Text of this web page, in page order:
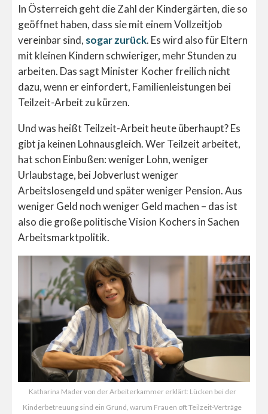
In Österreich geht die Zahl der Kindergärten, die so
geöffnet haben, dass sie mit einem Vollzeitjob
vereinbar sind, sogar zurück. Es wird also für Eltern
mit kleinen Kindern schwieriger, mehr Stunden zu
arbeiten. Das sagt Minister Kocher freilich nicht
dazu, wenn er einfordert, Familienleistungen bei
Teilzeit-Arbeit zu kürzen.
Und was heißt Teilzeit-Arbeit heute überhaupt? Es
gibt ja keinen Lohnausgleich. Wer Teilzeit arbeitet,
hat schon Einbußen: weniger Lohn, weniger
Urlaubstage, bei Jobverlust weniger
Arbeitslosengeld und später weniger Pension. Aus
weniger Geld noch weniger Geld machen – das ist
also die große politische Vision Kochers in Sachen
Arbeitsmarktpolitik.
Katharina Mader von der Arbeiterkammer erklärt: Lücken bei der
Kinderbetreuung sind ein Grund, warum Frauen oft Teilzeit-Verträge